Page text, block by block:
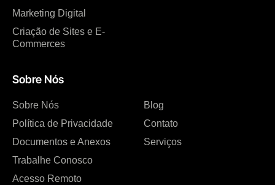
Marketing Digital
Criação de Sites e E-
Commerces
Sobre Nós
Sobre Nós
Política de Privacidade
Documentos e Anexos
Trabalhe Conosco
Acesso Remoto
Blog
Contato
Serviços